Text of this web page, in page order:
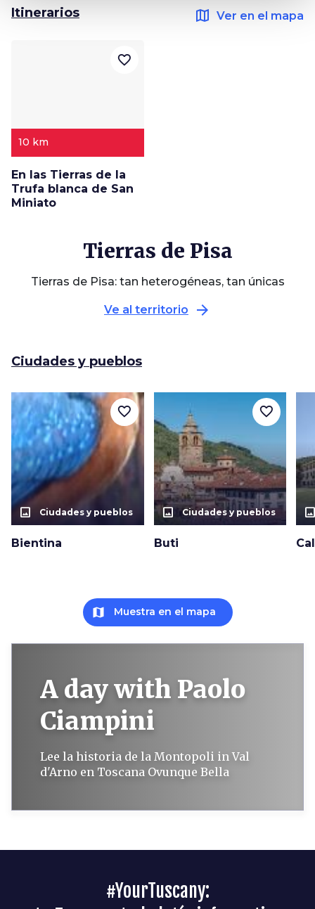
Itinerarios map Ver en el mapa
10 km
En las Tierras de la
Trufa blanca de San
Miniato
favorite_border
Tierras de Pisa
Tierras de Pisa: tan heterogéneas, tan únicas
Ve al territorio arrow_forward
Ciudades y pueblos
photo_size_select_actual Ciudades y pueblos
Bientina
favorite_border
photo_size_select_actual Ciudades y pueblos
Buti
favorite_border
map Muestra en el mapa
A day with Paolo
Ciampini
Lee la historia de la Montopoli in Val
d'Arno en Toscana Ovunque Bella
#YourTuscany: